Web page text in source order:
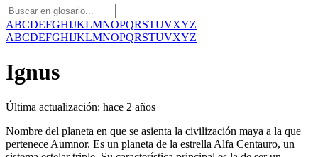
ABCDEFGHIJKLMNOPQRSTUVXYZ
ABCDEFGHIJKLMNOPQRSTUVXYZ
Ignus
Última actualización: hace 2 años
Nombre del planeta en que se asienta la civilización maya a la que
pertenece Aumnor. Es un planeta de la estrella Alfa Centauro, un